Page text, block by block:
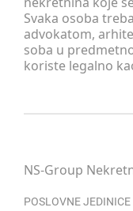
Svaka osoba
advokatom,
soba u
koriste legalno
NS-Group
POSLOVNE JEDINICE